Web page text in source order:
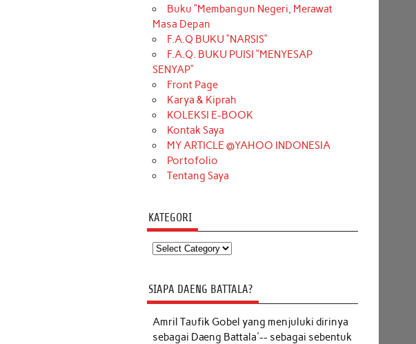
Buku “Membangun Negeri, Merawat
Masa Depan
F.A.Q BUKU “NARSIS”
F.A.Q. BUKU PUISI “MENYESAP
SENYAP”
Front Page
Karya & Kiprah
KOLEKSI E-BOOK
Kontak Saya
MY ARTICLE @YAHOO INDONESIA
Portofolio
Tentang Saya
KATEGORI
Kategori
SIAPA DAENG BATTALA?
Amril Taufik Gobel yang menjuluki dirinya
sebagai Daeng Battala'-- sebagai sebentuk